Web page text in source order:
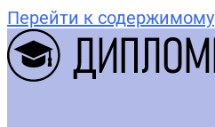
Перейти к содержимому